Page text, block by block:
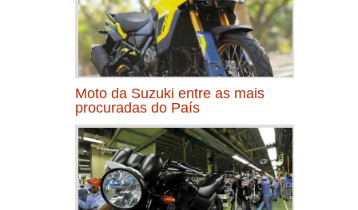
Moto da Suzuki entre as mais
procuradas do País